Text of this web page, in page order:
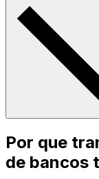
Por que
de bancos